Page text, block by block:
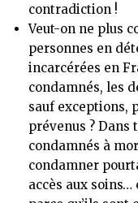
contradiction !
Veut-on ne plus
personnes en
incarcérées en
condamnés, les
sauf exceptions,
prévenus ? Dans
condamnés à
condamner
accès aux soins…